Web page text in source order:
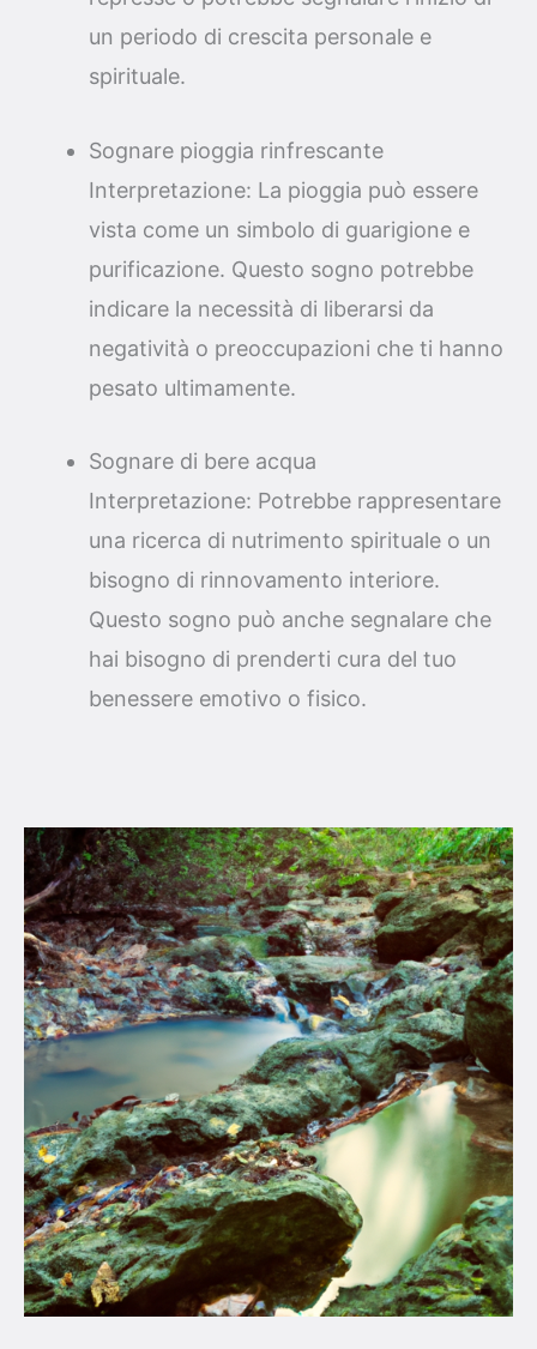
un periodo di crescita personale e
spirituale.
Sognare pioggia rinfrescante
Interpretazione: La pioggia può essere
vista come un simbolo di guarigione e
purificazione. Questo sogno potrebbe
indicare la necessità di liberarsi da
negatività o preoccupazioni che ti hanno
pesato ultimamente.
Sognare di bere acqua
Interpretazione: Potrebbe rappresentare
una ricerca di nutrimento spirituale o un
bisogno di rinnovamento interiore.
Questo sogno può anche segnalare che
hai bisogno di prenderti cura del tuo
benessere emotivo o fisico.